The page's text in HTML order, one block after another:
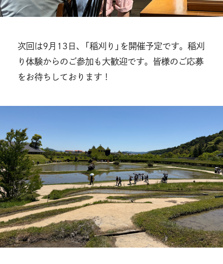
次回は9月13日、「稲刈り」を開催予定です。稲刈
り体験からのご参加も大歓迎です。皆様のご応募
をお待ちしております！